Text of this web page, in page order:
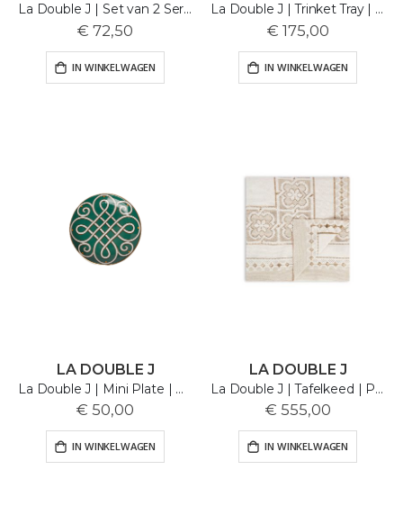
La Double J | Set van 2 Servetten | Doric Placée
€ 72,50
IN WINKELWAGEN
La Double J | Trinket Tray | Cherries
€ 175,00
IN WINKELWAGEN
LA DOUBLE J
La Double J | Mini Plate | Cortile
€ 50,00
IN WINKELWAGEN
LA DOUBLE J
La Double J | Tafelkeed | Precious Lace
€ 555,00
IN WINKELWAGEN